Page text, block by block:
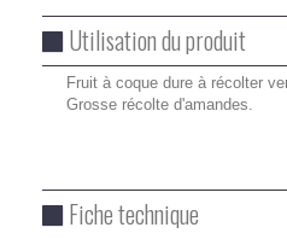
Utilisation du produit
Fruit à coque dure à récolter
Grosse récolte d'amandes.
Fiche technique